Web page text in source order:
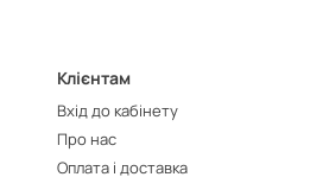
Клієнтам
Вхід до кабінету
Про нас
Оплата і доставка